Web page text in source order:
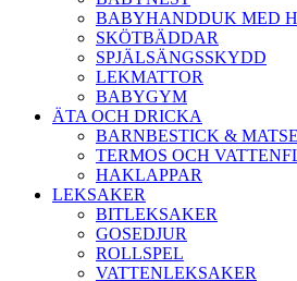
BABYHANDDUK MED
SKÖTBÄDDAR
SPJÄLSÄNGSSKYDD
LEKMATTOR
BABYGYM
ÄTA OCH DRICKA
BARNBESTICK &
TERMOS OCH
HAKLAPPAR
LEKSAKER
BITLEKSAKER
GOSEDJUR
ROLLSPEL
VATTENLEKSAKER